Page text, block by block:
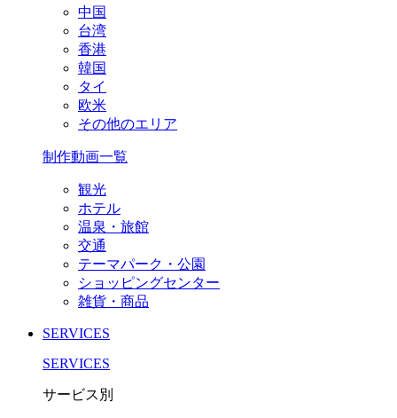
中国
台湾
香港
韓国
タイ
欧米
その他のエリア
制作動画一覧
観光
ホテル
温泉・旅館
交通
テーマパーク・公園
ショッピングセンター
雑貨・商品
SERVICES
SERVICES
サービス別